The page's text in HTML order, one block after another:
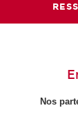
Nos